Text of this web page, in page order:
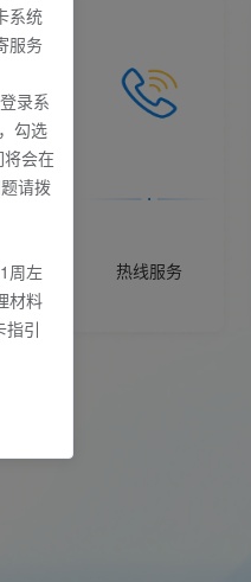
热线服务
系统
服务
录系
勾选
会在
请拨
周左
材料
指引